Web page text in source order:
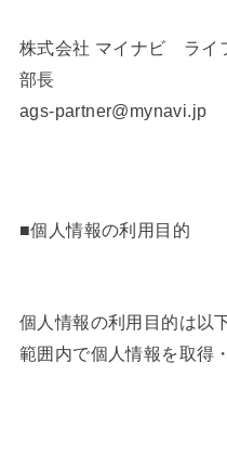
株式会社 マイナビ ライ
部長
ags-partner@mynavi.jp
■個人情報の利用目的
個人情報の利用目的は以
範囲内で個人情報を取得